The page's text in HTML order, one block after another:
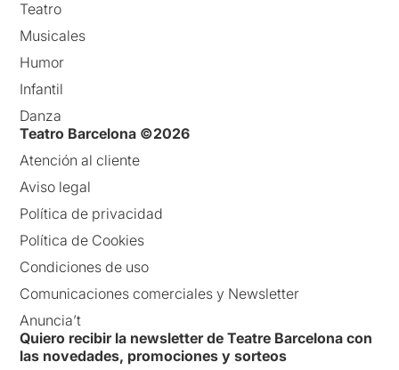
Teatro
Musicales
Humor
Infantil
Danza
Teatro Barcelona ©2026
Atención al cliente
Aviso legal
Política de privacidad
Política de Cookies
Condiciones de uso
Comunicaciones comerciales y Newsletter
Anuncia’t
Quiero recibir la newsletter de Teatre Barcelona con
las novedades, promociones y sorteos